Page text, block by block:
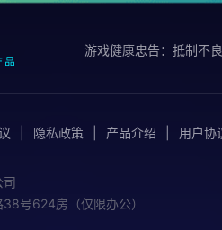
游戏健康忠告：抵制不
隐私政策 产品介绍 用户协
司
号624房（仅限办公）